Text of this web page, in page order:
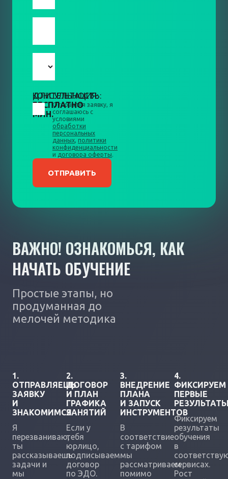
КОНСУЛЬТАЦИЯ:
БЕСПЛАТНО
ДЛИТЕЛЬНОСТЬ:
10
МИН.
Отправляя заявку, я
соглашаюсь с
условиями
обработки
персональных
данных, политики
конфиденциальности
и договора оферты.
ОТПРАВИТЬ
ВАЖНО! ОЗНАКОМЬСЯ, КАК
НАЧАТЬ ОБУЧЕНИЕ
Простые этапы, но
продуманная до
мелочей методика
1.
ОТПРАВЛЯЕШЬ
ЗАЯВКУ
И
ЗНАКОМИМСЯ
Я
перезваниваю,
ты
рассказываешь
задачи и
мы
2.
ДОГОВОР
И ПЛАН
ГРАФИКА
ЗАНЯТИЙ
Если у
тебя
юрлицо,
подписываем
договор
по ЭДО.
3.
ВНЕДРЕНИЕ
ПЛАНА
И ЗАПУСК
ИНСТРУМЕНТОВ
В
соответствие
с тарифом
мы
рассматриваем
помимо
4.
ФИКСИРУЕМ
ПЕРВЫЕ
Фиксируем
результаты
обучения
в
сервисах.
Рост